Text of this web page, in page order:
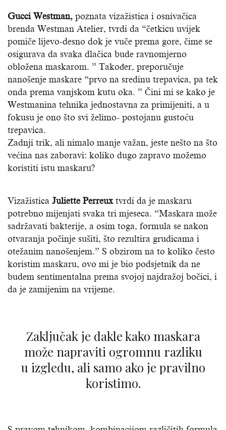
Gucci Westman, poznata vizažistica i osnivačica
brenda Westman Atelier, tvrdi da “četkicu uvijek
pomiče lijevo-desno dok je vuče prema gore, čime se
osigurava da svaka dlačica bude ravnomjerno
obložena maskarom. ” Također, preporučuje
nanošenje maskare “prvo na sredinu trepavica, pa tek
onda prema vanjskom kutu oka. ” Čini mi se kako je
Westmanina tehnika jednostavna za primijeniti, a u
fokusu je ono što svi želimo- postojanu gustoću
trepavica.
Zadnji trik, ali nimalo manje važan, jeste nešto na što
većina nas zaboravi: koliko dugo zapravo možemo
koristiti istu maskaru?
Vizažistica Juliette Perreuxtvrdi da je maskaru
potrebno mijenjati svaka tri mjeseca. “Maskara može
sadržavati bakterije, a osim toga, formula se nakon
otvaranja počinje sušiti, što rezultira grudicama i
otežanim nanošenjem.” S obzirom na to koliko često
koristim maskaru, ovo mi je bio podsjetnik da ne
budem sentimentalna prema svojoj najdražoj bočici, i
da je zamijenim na vrijeme.
Zaključak je dakle kako maskara
može napraviti ogromnu razliku
u izgledu, ali samo ako je pravilno
koristimo.